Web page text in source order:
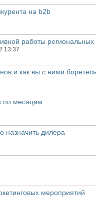
на b2b
работы региональных
13:37
и как вы с ними боретесь
по месяцам
назначить дилера
мероприятий